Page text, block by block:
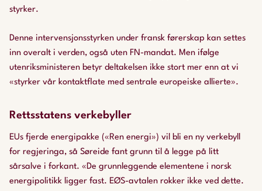
styrker.
Denne intervensjonsstyrken under fransk førerskap kan settes
inn overalt i verden, også uten FN-mandat. Men ifølge
utenriksministeren betyr deltakelsen ikke stort mer enn at vi
«styrker vår kontaktflate med sentrale europeiske allierte».
Rettsstatens verkebyller
EUs fjerde energipakke («Ren energi») vil bli en ny verkebyll
for regjeringa, så Søreide fant grunn til å legge på litt
sårsalve i forkant. «De grunnleggende elementene i norsk
energipolitikk ligger fast. EØS-avtalen rokker ikke ved dette.